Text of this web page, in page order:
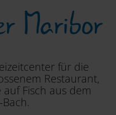
Maribor
für die
Restaurant,
Fisch aus dem